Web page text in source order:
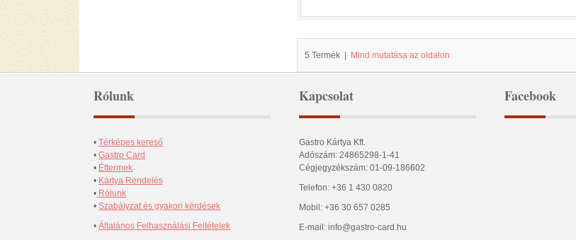
5 Termék Mind mutatása az oldalon
Rólunk
• Térképes kereső
• Gastro Card
• Éttermek
• Kártya Rendelés
• Rólunk
• Szabályzat és gyakori kérdések
• Általános Felhasználási Feltételek
Kapcsolat
Gastro Kártya Kft.
Adószám: 24865298-1-41
Cégjegyzékszám: 01-09-186602
Telefon: +36 1 430 0820
Mobil: +36 30 657 0285
E-mail: info@gastro-card.hu
Facebook